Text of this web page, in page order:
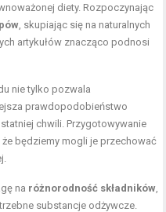
diety. Rozpoczynając
, skupiając się na naturalnych
artykułów znacząco podnosi
nie tylko pozwala
prawdopodobieństwo
chwili. Przygotowywanie
będziemy mogli je przechować
na różnorodność składników
substancje odżywcze.